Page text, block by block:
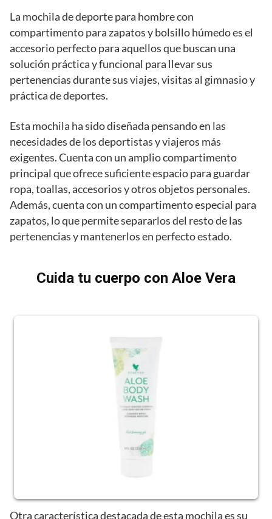
La mochila de deporte para hombre con
compartimento para zapatos y bolsillo húmedo es el
accesorio perfecto para aquellos que buscan una
solución práctica y funcional para llevar sus
pertenencias durante sus viajes, visitas al gimnasio y
práctica de deportes.
Esta mochila ha sido diseñada pensando en las
necesidades de los deportistas y viajeros más
exigentes. Cuenta con un amplio compartimento
principal que ofrece suficiente espacio para guardar
ropa, toallas, accesorios y otros objetos personales.
Además, cuenta con un compartimento especial para
zapatos, lo que permite separarlos del resto de las
pertenencias y mantenerlos en perfecto estado.
Cuida tu cuerpo con Aloe Vera
Otra característica destacada de esta mochila es su